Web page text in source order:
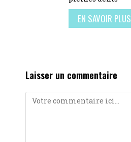
EN SAVOIR PLUS
Laisser un commentaire